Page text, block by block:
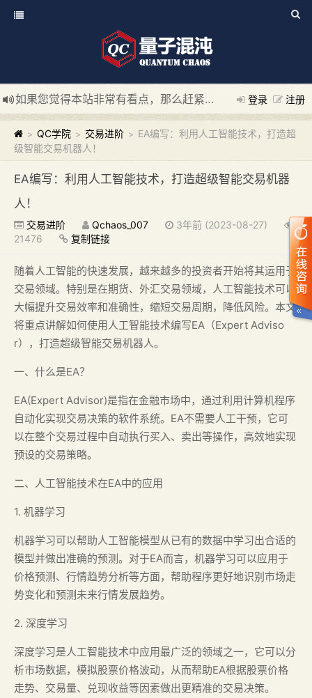
登录 注册
如果您觉得本站非常有看点，那么赶紧使用Ctrl+D 收藏我们吧
新添加量子混沌系统板块，欢迎大家访问！
---“量子混沌系
> QC学院 > 交易进阶 > EA编写：利用人工智能技术，打造超
级智能交易机器人！
EA编写：利用人工智能技术，打造超级智能交易机器
人！
交易进阶 Qchaos_007
3年前 (2023-08-27)
21476
复制链接
随着人工智能的快速发展，越来越多的投资者开始将其运用于
交易领域。特别是在期货、外汇交易领域，人工智能技术可以
大幅提升交易效率和准确性，缩短交易周期，降低风险。本文
将重点讲解如何使用人工智能技术编写EA（Expert Adviso
r），打造超级智能交易机器人。
一、什么是EA？
EA(Expert Advisor)是指在金融市场中，通过利用计算机程序
自动化实现交易决策的软件系统。EA不需要人工干预，它可
以在整个交易过程中自动执行买入、卖出等操作，高效地实现
预设的交易策略。
二、人工智能技术在EA中的应用
1. 机器学习
机器学习可以帮助人工智能模型从已有的数据中学习出合适的
模型并做出准确的预测。对于EA而言，机器学习可以应用于
价格预测、行情趋势分析等方面，帮助程序更好地识别市场走
势变化和预测未来行情发展趋势。
2. 深度学习
深度学习是人工智能技术中应用最广泛的领域之一，它可以分
析市场数据，模拟股票价格波动，从而帮助EA根据股票价格
走势、交易量、兑现收益等因素做出更精准的交易决策。